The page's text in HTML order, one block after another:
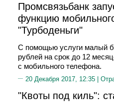
Промсвязьбанк
функцию
"Турбоденьги"
С помощью услуги малый
рублей на срок до 12
с мобильного телефона.
20 Декабря 2017, 12:35 |
"Квоты под киль":